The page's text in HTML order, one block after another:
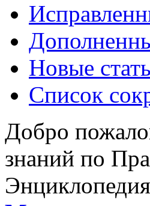
Новые
Список
Добро
знаний по